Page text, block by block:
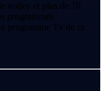
volley et plus de 70
programmes
programme Tv de ce